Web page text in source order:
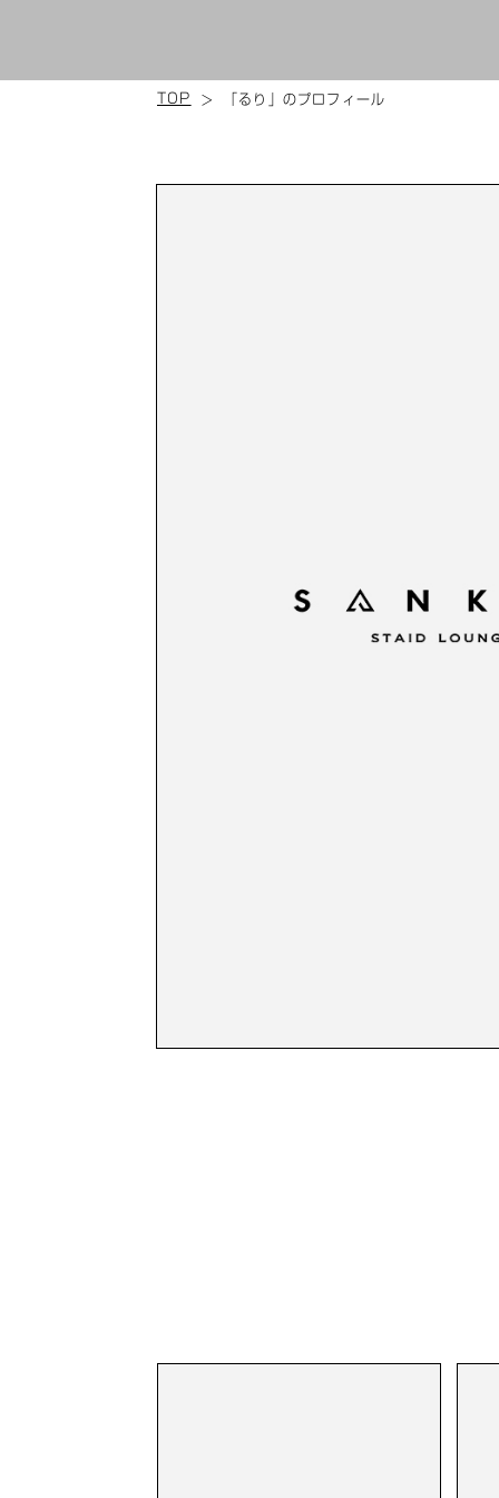
TOP 「るり」のプロフィール